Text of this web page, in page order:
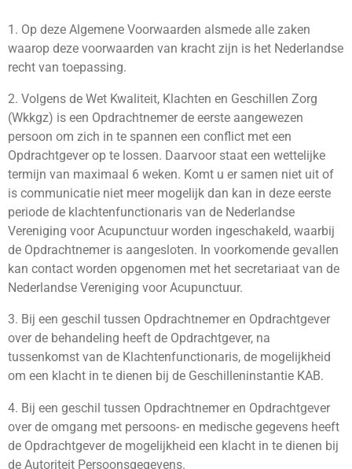
1. Op deze Algemene Voorwaarden alsmede alle zaken
waarop deze voorwaarden van kracht zijn is het Nederlandse
recht van toepassing.
2. Volgens de Wet Kwaliteit, Klachten en Geschillen Zorg
(Wkkgz) is een Opdrachtnemer de eerste aangewezen
persoon om zich in te spannen een conflict met een
Opdrachtgever op te lossen. Daarvoor staat een wettelijke
termijn van maximaal 6 weken. Komt u er samen niet uit of
is communicatie niet meer mogelijk dan kan in deze eerste
periode de klachtenfunctionaris van de Nederlandse
Vereniging voor Acupunctuur worden ingeschakeld, waarbij
de Opdrachtnemer is aangesloten. In voorkomende gevallen
kan contact worden opgenomen met het secretariaat van de
Nederlandse Vereniging voor Acupunctuur.
3. Bij een geschil tussen Opdrachtnemer en Opdrachtgever
over de behandeling heeft de Opdrachtgever, na
tussenkomst van de Klachtenfunctionaris, de mogelijkheid
om een klacht in te dienen bij de Geschilleninstantie KAB.
4. Bij een geschil tussen Opdrachtnemer en Opdrachtgever
over de omgang met persoons- en medische gegevens heeft
de Opdrachtgever de mogelijkheid een klacht in te dienen bij
de Autoriteit Persoonsgegevens.